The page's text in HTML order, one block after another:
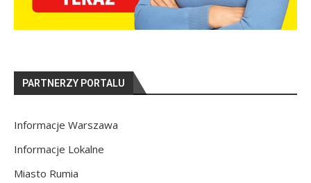
PARTNERZY PORTALU
Informacje Warszawa
Informacje Lokalne
Miasto Rumia